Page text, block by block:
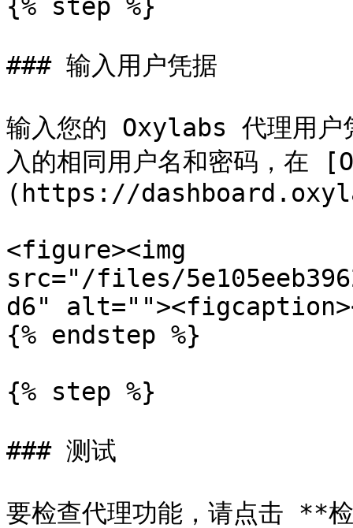
{% step %}
### 输入用户凭据
输入您的 Oxylabs 代理用户
入的相同用户名和密码，在
(https://
<figure><img
src="/files/
d6"
{% endstep %}
{% step %}
### 测试
要检查代理功能，请点击 **